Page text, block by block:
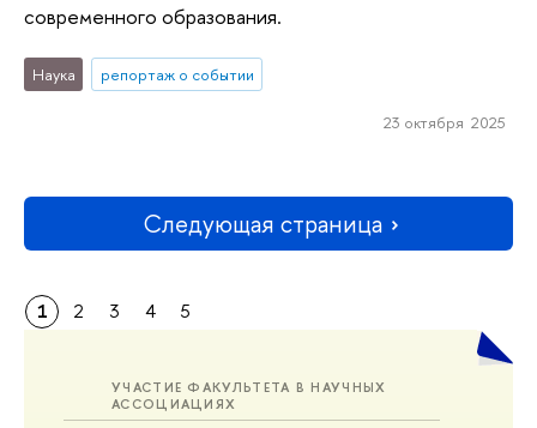
УЧАСТИЕ ФАКУЛЬТЕТА В НАУЧНЫХ
АССОЦИАЦИЯХ
современного образования.
Наука репортаж о событии
23 октября 2025
Следующая страница
1 2 3 4 5